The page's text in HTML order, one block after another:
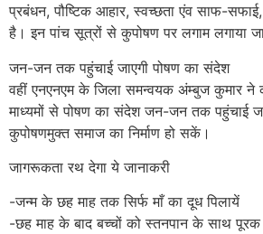
प्रबंधन, पौष्टिक आहार, स्वच्छता एंव साफ-सफाई,
है। इन पांच सूत्रों से कुपोषण पर लगाम लगाया
जन-जन तक पहुंचाई जाएगी पोषण का संदेश
वहीं एनएनएम के जिला समन्वयक अंम्बुज कुमार
माध्यमों से पोषण का संदेश जन-जन तक पहुंचाई
कुपोषणमुक्त समाज का निर्माण हो सकें।
जागरूकता रथ देगा ये जानाकरी
-जन्म के छह माह तक सिर्फ माँ का दूध पिलायें
-छह माह के बाद बच्चों को स्तनपान के साथ